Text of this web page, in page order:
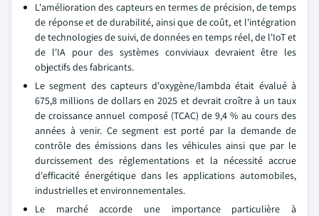
L'amélioration des capteurs en termes de précision, de temps
de réponse et de durabilité, ainsi que de coût, et l'intégration
de technologies de suivi, de données en temps réel, de l'IoT et
de l'IA pour des systèmes conviviaux devraient être les
objectifs des fabricants.
Le segment des capteurs d'oxygène/lambda était évalué à
675,8 millions de dollars en 2025 et devrait croître à un taux
de croissance annuel composé (TCAC) de 9,4 % au cours des
années à venir. Ce segment est porté par la demande de
contrôle des émissions dans les véhicules ainsi que par le
durcissement des réglementations et la nécessité accrue
d'efficacité énergétique dans les applications automobiles,
industrielles et environnementales.
Le marché accorde une importance particulière à